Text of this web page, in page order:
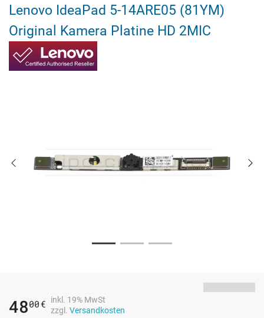
Lenovo IdeaPad 5-14ARE05 (81YM)
Original Kamera Platine HD 2MIC
4800 €
inkl. 19% MwSt
zzgl. Versandkosten